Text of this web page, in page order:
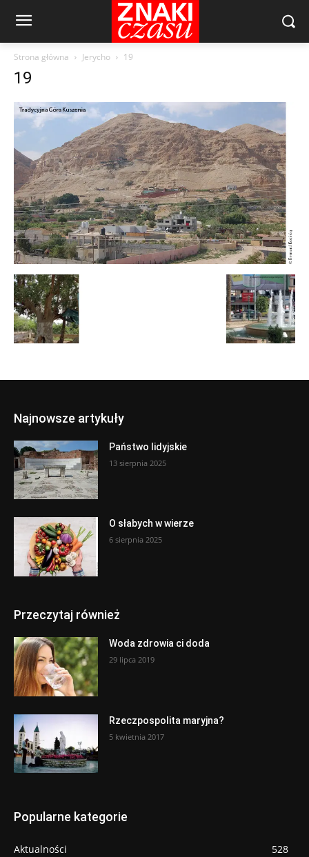
Strona główna Jerycho 19
19
Najnowsze artykuły
Państwo lidyjskie
13 sierpnia 2025
O słabych w wierze
6 sierpnia 2025
Przeczytaj również
Woda zdrowia ci doda
29 lipca 2019
Rzeczpospolita maryjna?
5 kwietnia 2017
Popularne kategorie
Aktualności
528